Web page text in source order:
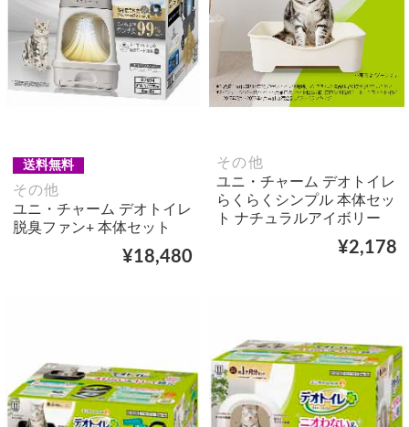
送料無料
その他
ユニ・チャーム デオトイレ
脱臭ファン+ 本体セット
¥18,480
その他
ユニ・チャーム デオトイレ
らくらくシンプル 本体セッ
ト ナチュラルアイボリー
¥2,178